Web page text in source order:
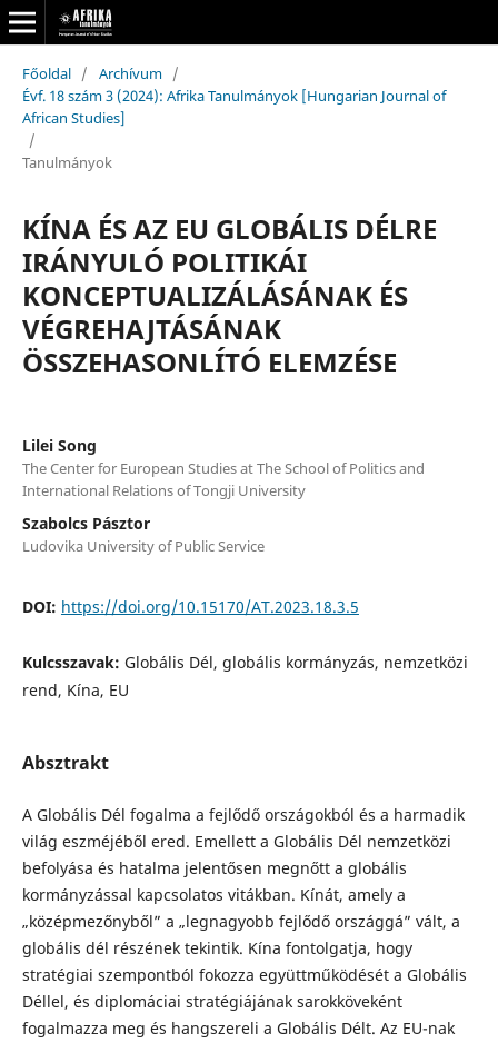
Főoldal / Archívum /
Évf. 18 szám 3 (2024): Afrika Tanulmányok [Hungarian Journal of
African Studies]
/
Tanulmányok
KÍNA ÉS AZ EU GLOBÁLIS DÉLRE
IRÁNYULÓ POLITIKÁI
KONCEPTUALIZÁLÁSÁNAK ÉS
VÉGREHAJTÁSÁNAK
ÖSSZEHASONLÍTÓ ELEMZÉSE
Lilei Song
The Center for European Studies at The School of Politics and
International Relations of Tongji University
Szabolcs Pásztor
Ludovika University of Public Service
DOI: https://doi.org/10.15170/AT.2023.18.3.5
Kulcsszavak: Globális Dél, globális kormányzás, nemzetközi
rend, Kína, EU
Absztrakt
A Globális Dél fogalma a fejlődő országokból és a harmadik
világ eszméjéből ered. Emellett a Globális Dél nemzetközi
befolyása és hatalma jelentősen megnőtt a globális
kormányzással kapcsolatos vitákban. Kínát, amely a
„középmezőnyből” a „legnagyobb fejlődő országgá” vált, a
globális dél részének tekintik. Kína fontolgatja, hogy
stratégiai szempontból fokozza együttműködését a Globális
Déllel, és diplomáciai stratégiájának sarokköveként
fogalmazza meg és hangszereli a Globális Délt. Az EU-nak